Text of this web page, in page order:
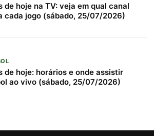
de hoje na TV: veja em qual canal
cada jogo (sábado, 25/07/2026)
de hoje: horários e onde assistir
ao vivo (sábado, 25/07/2026)